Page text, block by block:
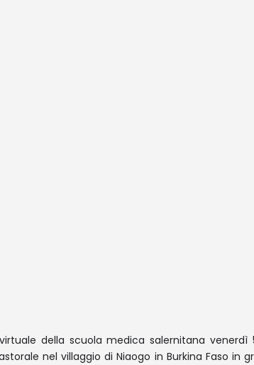
della scuola medica salernitana
nel villaggio di Niaogo in Burkina Faso in